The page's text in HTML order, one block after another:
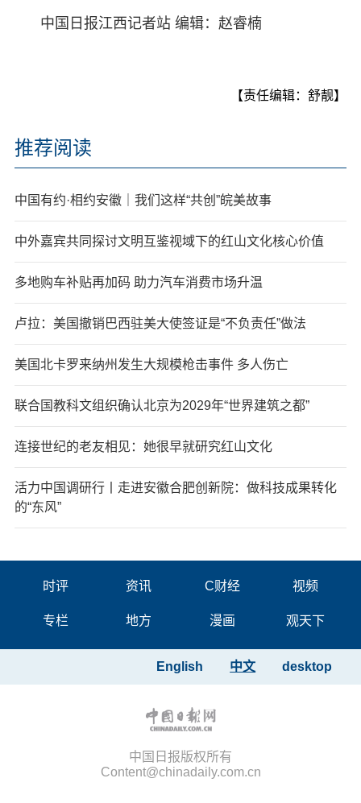
中国日报江西记者站 编辑：赵睿楠
【责任编辑：舒靓】
推荐阅读
中国有约·相约安徽｜我们这样“共创”皖美故事
中外嘉宾共同探讨文明互鉴视域下的红山文化核心价值
多地购车补贴再加码 助力汽车消费市场升温
卢拉：美国撤销巴西驻美大使签证是“不负责任”做法
美国北卡罗来纳州发生大规模枪击事件 多人伤亡
联合国教科文组织确认北京为2029年“世界建筑之都”
连接世纪的老友相见：她很早就研究红山文化
活力中国调研行丨走进安徽合肥创新院：做科技成果转化
的“东风”
时评 资讯 C财经 视频
专栏 地方 漫画 观天下
desktop
中文
English
中国日报版权所有
Content@chinadaily.com.cn